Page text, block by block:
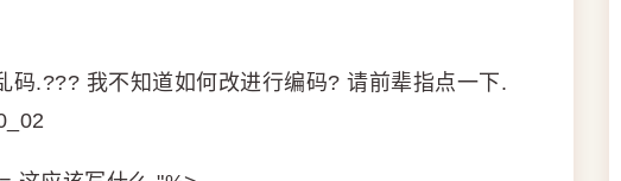
.??? 我不知道如何改进行编码? 请前辈指点一下.